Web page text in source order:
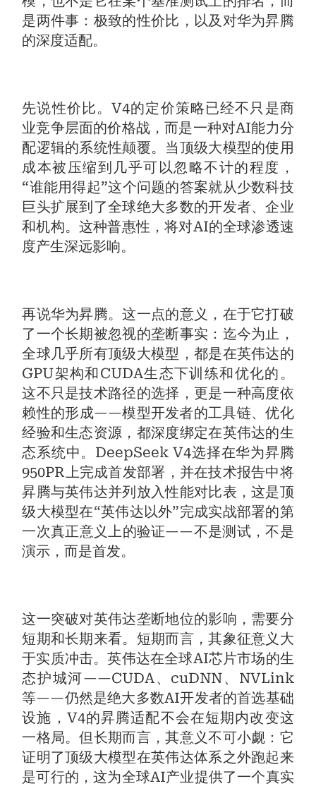
是两件事：极致的性价比，以及对华为昇腾
的深度适配。
先说性价比。V4的定价策略已经不只是商
业竞争层面的价格战，而是一种对AI能力分
配逻辑的系统性颠覆。当顶级大模型的使用
成本被压缩到几乎可以忽略不计的程度，
“谁能用得起”这个问题的答案就从少数科技
巨头扩展到了全球绝大多数的开发者、企业
和机构。这种普惠性，将对AI的全球渗透速
度产生深远影响。
再说华为昇腾。这一点的意义，在于它打破
了一个长期被忽视的垄断事实：迄今为止，
全球几乎所有顶级大模型，都是在英伟达的
GPU架构和CUDA生态下训练和优化的。
这不只是技术路径的选择，更是一种高度依
赖性的形成——模型开发者的工具链、优化
经验和生态资源，都深度绑定在英伟达的生
态系统中。DeepSeek V4选择在华为昇腾
950PR上完成首发部署，并在技术报告中将
昇腾与英伟达并列放入性能对比表，这是顶
级大模型在“英伟达以外”完成实战部署的第
一次真正意义上的验证——不是测试，不是
演示，而是首发。
这一突破对英伟达垄断地位的影响，需要分
短期和长期来看。短期而言，其象征意义大
于实质冲击。英伟达在全球AI芯片市场的生
态护城河——CUDA、cuDNN、NVLink
等——仍然是绝大多数AI开发者的首选基础
设施，V4的昇腾适配不会在短期内改变这
一格局。但长期而言，其意义不可小觑：它
证明了顶级大模型在英伟达体系之外跑起来
是可行的，这为全球AI产业提供了一个真实